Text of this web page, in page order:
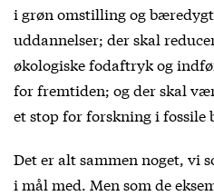
i grøn omstilling og
uddannelser; der skal
økologiske fodaftryk og
for fremtiden; og der skal
et stop for forskning i fossile
Det er alt sammen noget, vi
i mål med. Men som de